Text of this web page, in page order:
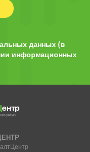
данных (в
информационных